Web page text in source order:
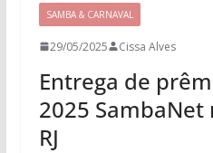
SAMBA & CARNAVAL
29/05/2025 Cissa Alves
Entrega de
2025
RJ